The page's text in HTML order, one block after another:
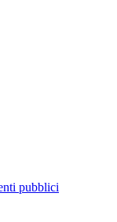
pubblici